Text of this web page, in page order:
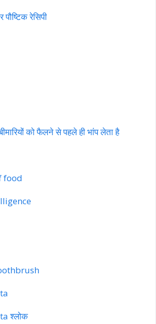
रेसिपी
को फैलने से पहले ही भांप लेता है
food
श्लोक